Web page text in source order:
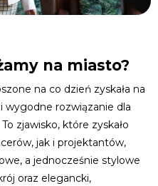
na miasto?
na co dzień zyskała na
wygodne rozwiązanie dla
zjawisko, które zyskało
jak i projektantów,
a jednocześnie stylowe
oraz elegancki,